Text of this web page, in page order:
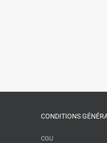
CONDITIONS
CGU